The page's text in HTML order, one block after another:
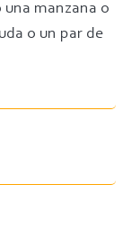
manzana o
o un par de